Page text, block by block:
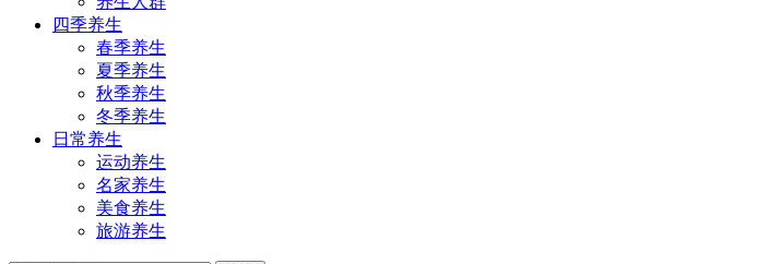
四季养生
春季养生
夏季养生
秋季养生
冬季养生
日常养生
运动养生
名家养生
美食养生
旅游养生